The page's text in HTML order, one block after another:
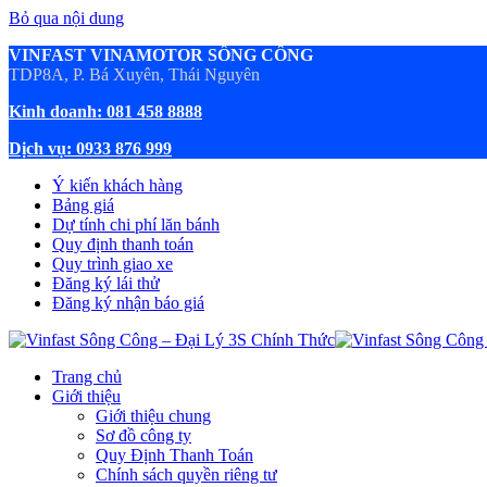
Bỏ qua nội dung
VINFAST VINAMOTOR SÔNG CÔNG
TDP8A, P. Bá Xuyên, Thái Nguyên
Kinh doanh: 081 458 8888
Dịch vụ: 0933 876 999
Ý kiến khách hàng
Bảng giá
Dự tính chi phí lăn bánh
Quy định thanh toán
Quy trình giao xe
Đăng ký lái thử
Đăng ký nhận báo giá
Trang chủ
Giới thiệu
Giới thiệu chung
Sơ đồ công ty
Quy Định Thanh Toán
Chính sách quyền riêng tư